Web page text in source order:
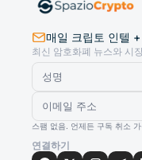
매일 크립토 인텔
최신 암호화폐 뉴스와 시
스팸 없음. 언제든 구독 취소 가
연결하기